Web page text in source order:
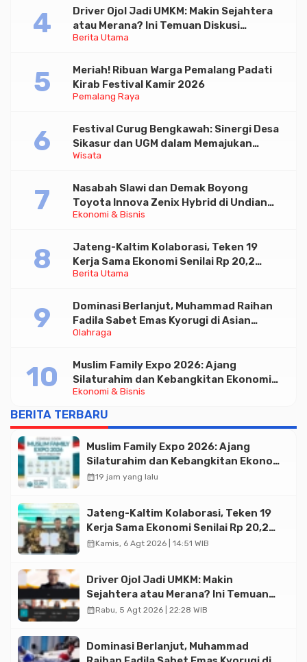
Berita Utama
Driver Ojol Jadi UMKM: Makin Sejahtera
atau Merana? Ini Temuan Diskusi
Paramadina
Pemalang Raya
Meriah! Ribuan Warga Pemalang Padati
Kirab Festival Kamir 2026
Wisata
Festival Curug Bengkawah: Sinergi Desa
Sikasur dan UGM dalam Memajukan
Wisata serta UMKM Lokal
Ekonomi & Bisnis
Nasabah Slawi dan Demak Boyong
Toyota Innova Zenix Hybrid di Undian
Tabungan Bima Bank Jateng
Berita Utama
Jateng-Kaltim Kolaborasi, Teken 19
Kerja Sama Ekonomi Senilai Rp 20,2
Triliun
Olahraga
Dominasi Berlanjut, Muhammad Raihan
Fadila Sabet Emas Kyorugi di Asian
Taekwondo Indonesia Open 2026
Ekonomi & Bisnis
Muslim Family Expo 2026: Ajang
Silaturahim dan Kebangkitan Ekonomi
Halal di Jakarta
BERITA TERBARU
Muslim Family Expo 2026: Ajang
Silaturahim dan Kebangkitan Ekonomi
Halal di Jakarta
calendar_month19 jam yang lalu
Jateng-Kaltim Kolaborasi, Teken 19
Kerja Sama Ekonomi Senilai Rp 20,2
Triliun
calendar_monthKamis, 6 Agt 2026 | 14:51 WIB
Driver Ojol Jadi UMKM: Makin
Sejahtera atau Merana? Ini Temuan
Diskusi Paramadina
calendar_monthRabu, 5 Agt 2026 | 22:28 WIB
Dominasi Berlanjut, Muhammad